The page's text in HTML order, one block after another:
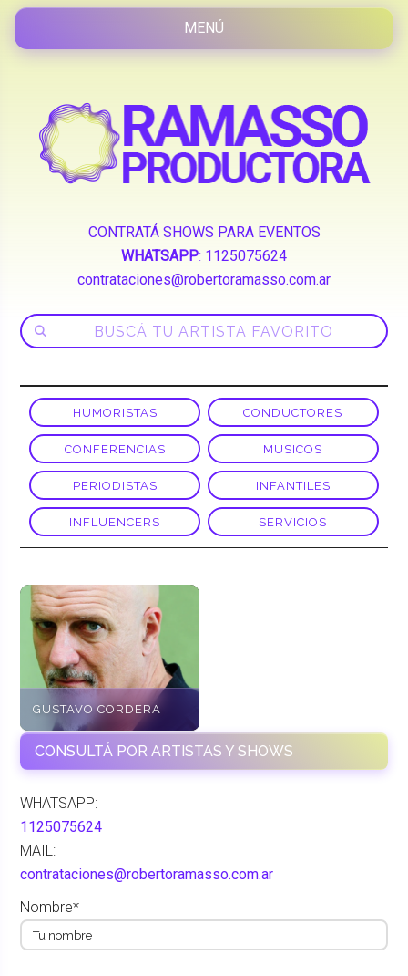
CONTRATÁ SHOWS PARA EVENTOS
WHATSAPP: 1125075624
contrataciones@robertoramasso.com.ar
HUMORISTAS CONDUCTORES
CONFERENCIAS MUSICOS
PERIODISTAS INFANTILES
INFLUENCERS SERVICIOS
GUSTAVO CORDERA
CONSULTÁ POR ARTISTAS Y SHOWS
WHATSAPP:
1125075624
MAIL:
contrataciones@robertoramasso.com.ar
Nombre*